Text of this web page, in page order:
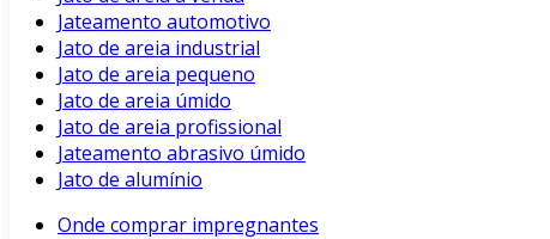
Jateamento automotivo
Jato de areia industrial
Jato de areia pequeno
Jato de areia úmido
Jato de areia profissional
Jateamento abrasivo úmido
Jato de alumínio
Onde comprar impregnantes